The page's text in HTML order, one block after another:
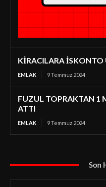
KİRACILARA İSKONTO
EMLAK 9 Temmuz 2024
FUZUL TOPRAKTAN 1
ATTI
EMLAK 9 Temmuz 2024
Son